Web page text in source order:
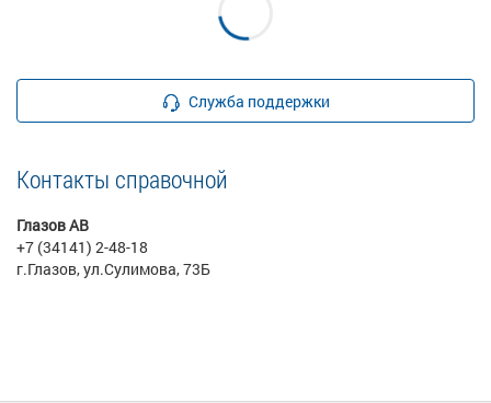
Служба поддержки
Контакты справочной
Глазов АВ
+7 (34141) 2-48-18
г.Глазов, ул.Сулимова, 73Б